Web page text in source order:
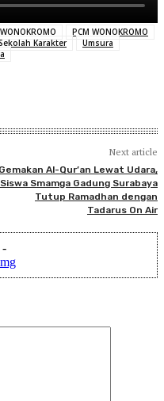
PCM WONOKROMO
Karakter
Umsura
Next article
Gemakan Al-Qur’an Lewat Udara,
Siswa Smamga Gadung Surabaya
Tutup Ramadhan dengan
Tadarus On Air
-